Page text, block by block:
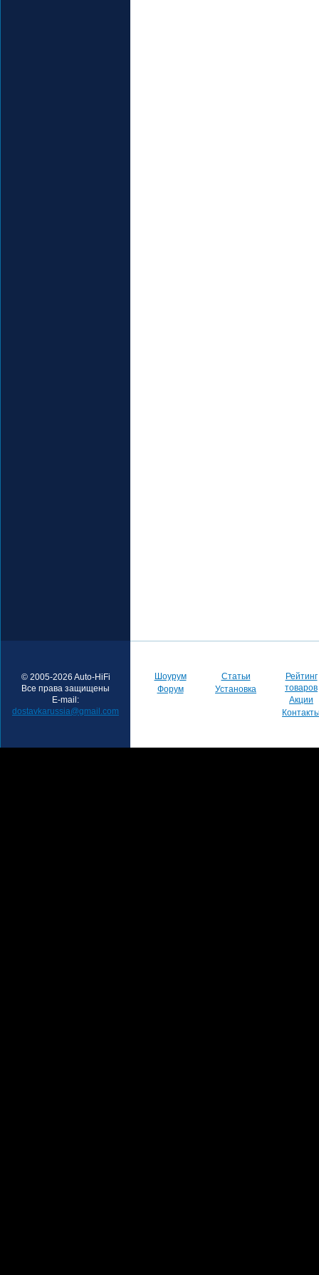
© 2005-2026 Auto-HiFi
Все права защищены
E-mail:
dostavkarussia@gmail.com
Шоурум
Форум
Статьи
Установка
Рейтинг
товаров
Акции